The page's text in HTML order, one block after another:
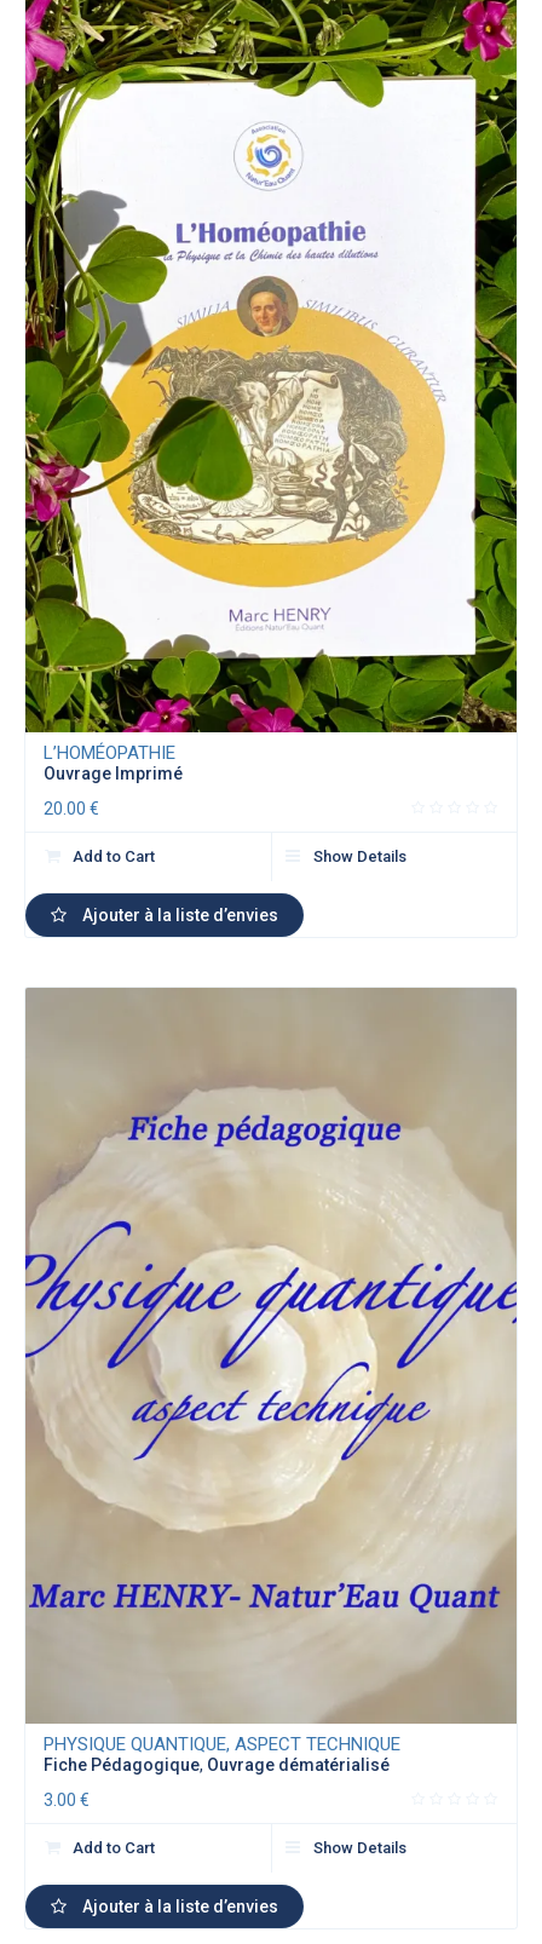
L’HOMÉOPATHIE
Ouvrage Imprimé
20.00€
Add to Cart Show Details
Ajouter à la liste d’envies
PHYSIQUE QUANTIQUE, ASPECT TECHNIQUE
Fiche Pédagogique, Ouvrage dématérialisé
3.00€
Add to Cart Show Details
Ajouter à la liste d’envies